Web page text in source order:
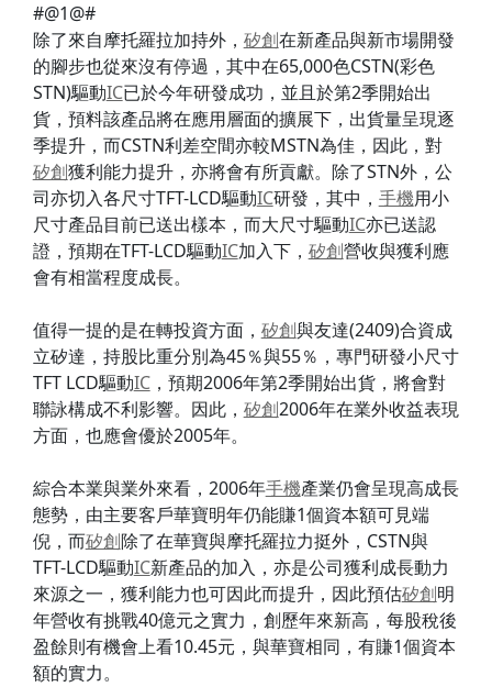
#@1@#
除了來自摩托羅拉加持外， 矽創在新產品與新市場開發
的腳步也從來沒有停過，其中在65,000色CSTN(彩色
STN)驅動IC已於今年研發成功，並且於第2季開始出
貨，預料該產品將在應用層面的擴展下，出貨量呈現逐
季提升，而CSTN利差空間亦較MSTN為佳，因此，對
矽創獲利能力提升，亦將會有所貢獻。除了STN外，公
司亦切入各尺寸TFT-LCD驅動IC研發，其中， 手機用小
尺寸產品目前已送出樣本，而大尺寸驅動IC亦已送認
證，預期在TFT-LCD驅動IC加入下， 矽創營收與獲利應
會有相當程度成長。
值得一提的是在轉投資方面， 矽創與友達(2409)合資成
立矽達，持股比重分別為45％與55％，專門研發小尺寸
TFT LCD驅動IC，預期2006年第2季開始出貨，將會對
聯詠構成不利影響。因此， 矽創2006年在業外收益表現
方面，也應會優於2005年。
綜合本業與業外來看，2006年手機產業仍會呈現高成長
態勢，由主要客戶華寶明年仍能賺1個資本額可見端
倪，而矽創除了在華寶與摩托羅拉力挺外，CSTN與
TFT-LCD驅動IC新產品的加入，亦是公司獲利成長動力
來源之一，獲利能力也可因此而提升，因此預估矽創明
年營收有挑戰40億元之實力，創歷年來新高，每股稅後
盈餘則有機會上看10.45元，與華寶相同，有賺1個資本
額的實力。